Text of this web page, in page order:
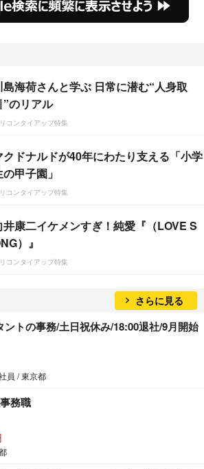
島海荷さんと学ぶ 日常に潜む“人身取
”のリアル
コンタイアップ特集
クドナルドが40年にわたり支える「小学
甲子園」
コンタイアップ特集
井康二イケメンすぎ！純愛『（LOVE S
）』
コンタイアップ特集
さらに見る
トの事務/土日祝休み/18:00退社/9月開始
員 / 東京都
務職